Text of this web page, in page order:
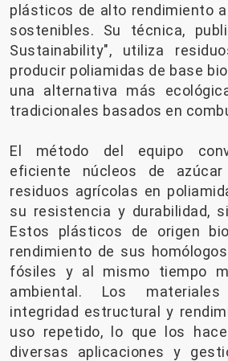
plásticos de alto rendimiento
sostenibles. Su técnica,
Sustainability", utiliza
producir poliamidas de base
una alternativa más
tradicionales basados ​​en
El método del equipo
eficiente núcleos de
residuos agrícolas en
su resistencia y durabilidad,
Estos plásticos de origen
rendimiento de sus
fósiles y al mismo tiempo
ambiental. Los
integridad estructural y
uso repetido, lo que los
diversas aplicaciones y